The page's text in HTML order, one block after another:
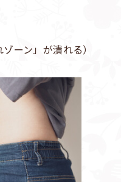
ーン」が潰れる）